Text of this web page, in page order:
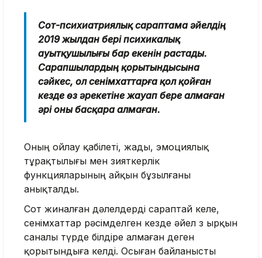
Сот-психиатриялық сараптама әйелдің
2019 жылдан бері психикалық
ауытқушылығы бар екенін растады.
Сарапшылардың қорытындысына
сәйкес, ол сенімхаттарға қол қойған
кезде өз әрекетіне жауап бере алмаған
әрі оны басқара алмаған.
Оның ойлау қабілеті, жады, эмоциялық
тұрақтылығы мен зияткерлік
функцияларының айқын бұзылғаны
анықталды.
Сот жиналған дәлелдерді сараптай келе,
сенімхаттар рәсімделген кезде әйел өз ырқын
саналы түрде білдіре алмаған деген
қорытындыға келді. Осыған байланысты